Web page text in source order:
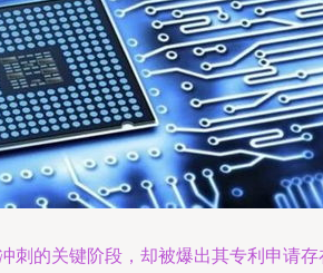
刺的关键阶段，却被爆出其专利申请存